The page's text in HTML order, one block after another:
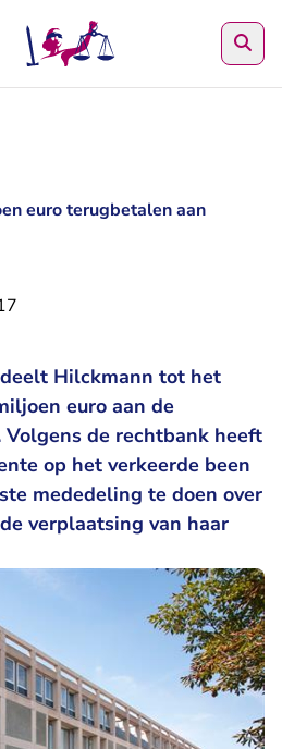
euro terugbetalen aan
Hilckmann tot het
euro aan de
Volgens de rechtbank heeft
op het verkeerde been
mededeling te doen over
verplaatsing van haar